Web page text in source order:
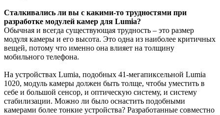
Сталкивались ли вы с какими-то трудностями при
разработке модулей камер для Lumia?
Обычная и всегда существующая трудность – это размер
модуля камеры и его высота. Это одна из наиболее критичных
вещей, потому что именно она влияет на толщину
мобильного телефона.
На устройствах Lumia, подобных 41-мегапиксельной Lumia
1020, модуль камеры должен быть толще, чтобы уместить в
себе и большой сенсор, и оптическую систему, и систему
стабилизации. Можно ли было оснастить подобными
камерами более тонкие устройства? Разработанные совместно